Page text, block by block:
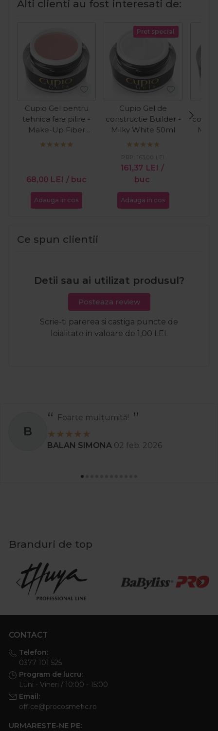
Alti clienti au fost interesati de:
Cupio Gel pentru
tehnica fara pilire -
Make-Up Fiber
Natural 15ml
68,00 LEI / buc
Adauga in cos
Pret special
Cupio Gel de
constructie Builder -
Milky White 50ml
161,37 LEI /
buc
PRP: 163,00 LEI
Adauga in cos
Ce spun clientii
Detii sau ai utilizat produsul?
Posteaza review
Scrie-ti parerea si castiga puncte de
loialitate in valoare de 1,00 LEI.
B
Foarte mulțumită!
BALAN SIMONA 02 feb. 2026
Branduri de top
CONTACT
Telefon:
0377 101 525
Program de lucru:
Luni - Vineri / 10:00 - 15:00
Email:
office@procosmetic.ro
URMARESTE-NE PE: